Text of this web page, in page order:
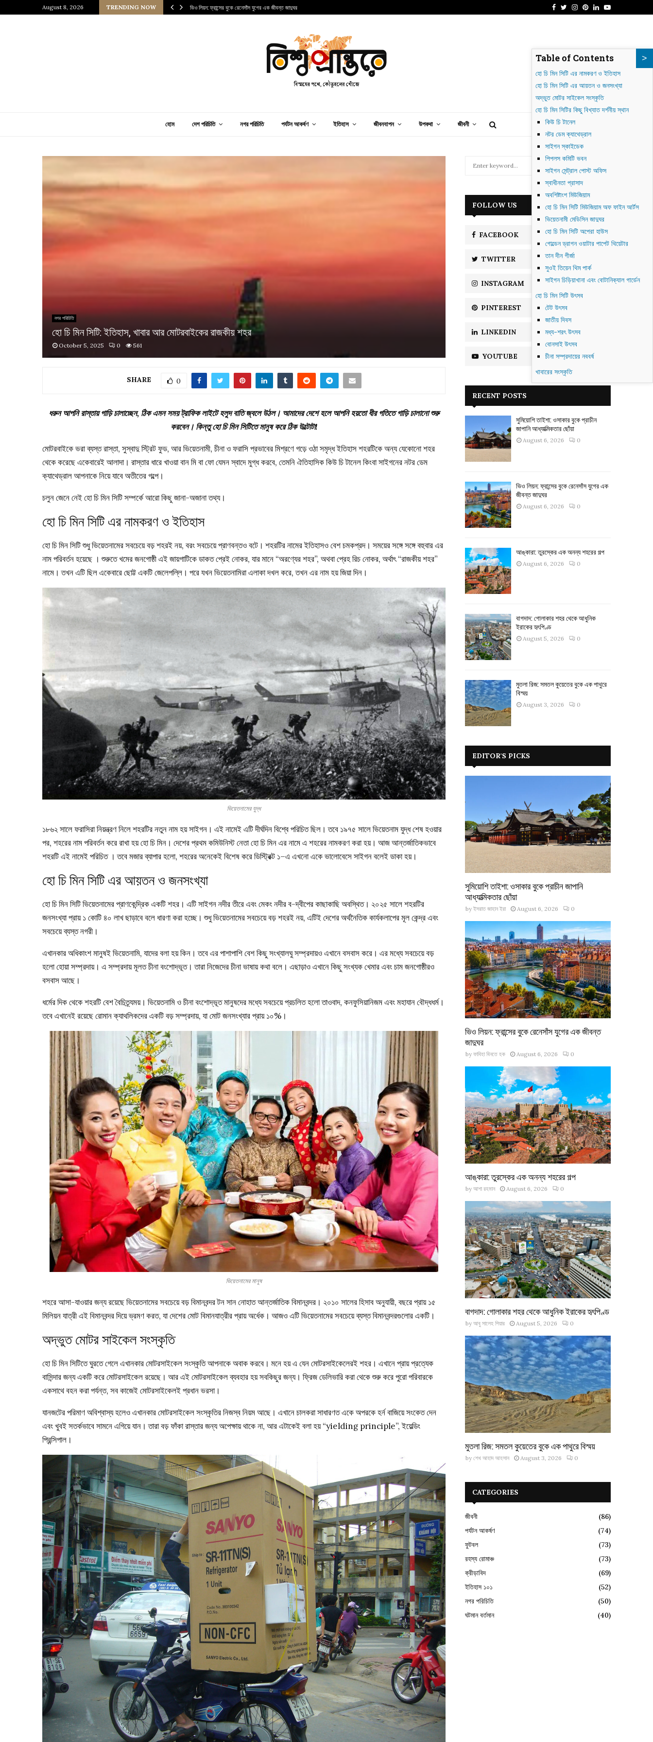
August 8, 2026 TRENDING NOW
যুগের এক জীবন্ত জাদুঘর আঙ্কারা: তুরস্কের এক অনন্য শহরের গল্প Facebook
Twitter
Instagram
Pinterest
LinkedinYoutube
হোম দেশ পরিচিতি নগর পরিচিতি পর্যটন আকর্ষণ ইতিহাস জীবনযাপন উপকথা জীবনী
নগর পরিচিতি
হো চি মিন সিটি: ইতিহাস, খাবার আর মোটরবাইকের রাজকীয় শহর
October 5, 2025 0 561
SHARE 0
ধরুন আপনি রাস্তায় গাড়ি চালাচ্ছেন, ঠিক এমন সময় ট্রাফিক লাইটে হলুদ বাতি জ্বলে উঠল। আমাদের দেশে হলে আপনি হয়তো ধীর গতিতে গাড়ি চালানো শুরু
করবেন। কিন্তু হো চি মিন সিটিতে মানুষ করে ঠিক উল্টোটা!
মোটরবাইকে ভরা ব্যস্ত রাস্তা, সুস্বাদু স্ট্রিট ফুড, আর ভিয়েতনামী, চীনা ও ফরাসি প্রভাবের মিশ্রণে গড়ে ওঠা সমৃদ্ধ ইতিহাস শহরটিকে অন্য যেকোনো শহর
থেকে করেছে একেবারেই আলাদা। রাস্তার ধারে খাওয়া বান মি বা ফো যেমন স্বাদে মুগ্ধ করবে, তেমনি ঐতিহাসিক কিউ চি টানেল কিংবা সাইগনের নটর ডেম
ক্যাথেড্রাল আপনাকে নিয়ে যাবে অতীতের গল্পে।
চলুন জেনে নেই হো চি মিন সিটি সম্পর্কে আরো কিছু জানা-অজানা তথ্য।
হো চি মিন সিটি এর নামকরণ ও ইতিহাস
হো চি মিন সিটি শুধু ভিয়েতনামের সবচেয়ে বড় শহরই নয়, বরং সবচেয়ে প্রাণবন্তও বটে। শহরটির নামের ইতিহাসও বেশ চমকপ্রদ। সময়ের সঙ্গে সঙ্গে বহুবার এর
নাম পরিবর্তন হয়েছে । শুরুতে খমের জনগোষ্ঠী এই জায়গাটিকে ডাকত প্রেই নোকর, যার মানে “অরণ্যের শহর”, অথবা প্রেহ রিচ নোকর, অর্থাৎ “রাজকীয় শহর”
নামে। তখন এটি ছিল একেবারে ছোট্ট একটি জেলেপল্লি। পরে যখন ভিয়েতনামিরা এলাকা দখল করে, তখন এর নাম হয় জিয়া দিন।
ভিয়েতনামের যুদ্ধ
১৮৬২ সালে ফরাসিরা নিয়ন্ত্রণ নিলে শহরটির নতুন নাম হয় সাইগন। এই নামেই এটি দীর্ঘদিন বিশ্বে পরিচিত ছিল। তবে ১৯৭৫ সালে ভিয়েতনাম যুদ্ধ শেষ হওয়ার
পর, শহরের নাম পরিবর্তন করে রাখা হয় হো চি মিন। দেশের প্রথম কমিউনিস্ট নেতা হো চি মিন এর নামে এ শহরের নামকরণ করা হয়। আজ আন্তর্জাতিকভাবে
শহরটি এই নামেই পরিচিত । তবে মজার ব্যাপার হলো, শহরের অনেকেই বিশেষ করে ডিস্ট্রিক্ট ১–এ এখনো একে ভালোবেসে সাইগন বলেই ডাকা হয়।
হো চি মিন সিটি এর আয়তন ও জনসংখ্যা
হো চি মিন সিটি ভিয়েতনামের প্রাণকেন্দ্রিক একটি শহর। এটি সাইগন নদীর তীরে এবং মেকং নদীর ব-দ্বীপের কাছাকাছি অবস্থিত। ২০২৫ সালে শহরটির
জনসংখ্যা প্রায় ১ কোটি ৪০ লাখ ছাড়াবে বলে ধারণা করা হচ্ছে। শুধু ভিয়েতনামের সবচেয়ে বড় শহরই নয়, এটিই দেশের অর্থনৈতিক কার্যকলাপের মূল কেন্দ্র এবং
সবচেয়ে ব্যস্ত নগরী।
এখানকার অধিকাংশ মানুষই ভিয়েতনামি, যাদের বলা হয় কিন। তবে এর পাশাপাশি বেশ কিছু সংখ্যালঘু সম্প্রদায়ও এখানে বসবাস করে। এর মধ্যে সবচেয়ে বড়
হলো হোয়া সম্প্রদায়। এ সম্প্রদায় মূলত চীনা বংশোদ্ভূত। তারা নিজেদের চীনা ভাষায় কথা বলে। এছাড়াও এখানে কিছু সংখ্যক খেমার এবং চাম জনগোষ্ঠীরও
বসবাস আছে।
ধর্মের দিক থেকে শহরটি বেশ বৈচিত্র্যময়। ভিয়েতনামি ও চীনা বংশোদ্ভূত মানুষদের মধ্যে সবচেয়ে প্রচলিত হলো তাওবাদ, কনফুসিয়ানিজম এবং মহাযান বৌদ্ধধর্ম।
তবে এখানেই রয়েছে রোমান ক্যাথলিকদের একটি বড় সম্প্রদায়, যা মোট জনসংখ্যার প্রায় ১০%।
ভিয়েতনামের মানুষ
শহরে আসা-যাওয়ার জন্য রয়েছে ভিয়েতনামের সবচেয়ে বড় বিমানবন্দর টন সান নোহাত আন্তর্জাতিক বিমানবন্দর। ২০১০ সালের হিসাব অনুযায়ী, বছরে প্রায় ১৫
মিলিয়ন যাত্রী এই বিমানবন্দর দিয়ে ভ্রমণ করত, যা দেশের মোট বিমানযাত্রীর প্রায় অর্ধেক। আজও এটি ভিয়েতনামের সবচেয়ে ব্যস্ত বিমানবন্দরগুলোর একটি।
অদ্ভুত মোটর সাইকেল সংস্কৃতি
হো চি মিন সিটিতে ঘুরতে গেলে এখানকার মোটরসাইকেল সংস্কৃতি আপনাকে অবাক করবে। মনে হয় এ যেন মোটরসাইকেলেরই শহর। এখানে প্রায় প্রত্যেক
বাসিন্দার জন্য একটি করে মোটরসাইকেল রয়েছে। আর এই মোটরসাইকেল ব্যবহার হয় সবকিছুর জন্য। ফ্রিজ ডেলিভারি করা থেকে শুরু করে পুরো পরিবারকে
একসাথে বহন করা পর্যন্ত, সব কাজেই মোটরসাইকেলই প্রধান ভরসা।
যানজটের পরিমাণ অবিশ্বাস্য হলেও এখানকার মোটরসাইকেল সংস্কৃতির নিজস্ব নিয়ম আছে। এখানে চালকরা সাধারণত একে অপরকে হর্ন বাজিয়ে সংকেত দেন
এবং খুবই সতর্কভাবে সামনে এগিয়ে যান। তারা বড় ফাঁকা রাস্তার জন্য অপেক্ষায় থাকে না, আর এটাকেই বলা হয় “yielding principle”, ইয়েল্ডিং
প্রিন্সিপাল।
E
A
R
H
FOLLOW US
FACEBOOK LIKE
TWITTER
INSTAGRAM FOLLOW
PINTEREST
LINKEDIN FOLLOW
YOUTUBE SUBSCRIBE
RECENT POSTS
সুমিয়োশি তাইশা: ওসাকার বুকে প্রাচীন
জাপানি আধ্যাত্মিকতার ছোঁয়া
August 6, 2026 0
ভিও লিয়ন: ফ্রান্সের বুকে রেনেসাঁস যুগের এক
জীবন্ত জাদুঘর
August 6, 2026 0
আঙ্কারা: তুরস্কের এক অনন্য শহরের গল্প
August 6, 2026 0
বাগদাদ: গোলাকার শহর থেকে আধুনিক
ইরাকের হৃৎপিণ্ড
August 5, 2026 0
মুতলা রিজ: সমতল কুয়েতের বুকে এক পাথুরে
বিস্ময়
August 3, 2026 0
EDITOR'S PICKS
সুমিয়োশি তাইশা: ওসাকার বুকে প্রাচীন জাপানি
আধ্যাত্মিকতার ছোঁয়া
by ইসরাত জাহান ইরা August 6, 2026 0
ভিও লিয়ন: ফ্রান্সের বুকে রেনেসাঁস যুগের এক জীবন্ত
জাদুঘর
by ফাবিহা বিনতে হক August 6, 2026 0
আঙ্কারা: তুরস্কের এক অনন্য শহরের গল্প
by আশা রহমান August 6, 2026 0
বাগদাদ: গোলাকার শহর থেকে আধুনিক ইরাকের হৃৎপিণ্ড
by আবু সালেহ পিয়ার August 5, 2026 0
মুতলা রিজ: সমতল কুয়েতের বুকে এক পাথুরে বিস্ময়
by শেখ আহাদ আহসান August 3, 2026 0
CATEGORIES
জীবনী
(86)
পর্যটন আকর্ষণ
(74)
ফুটবল
(73)
রহস্য রোমাঞ্চ
(73)
ক্রীড়াবিদ
(69)
ইতিহাস ১০১
(52)
নগর পরিচিতি
(50)
ঘটমান বর্তমান
(40)
Table of Contents
হো চি মিন সিটি এর নামকরণ ও ইতিহাস
হো চি মিন সিটি এর আয়তন ও জনসংখ্যা
অদ্ভুত মোটর সাইকেল সংস্কৃতি
হো চি মিন সিটির কিছু বিখ্যাত দর্শনীয় স্থান
কিউ চি টানেল
নটর ডেম ক্যাথেড্রাল
সাইগন স্কাইডেক
পিপলস কমিটি ভবন
সাইগন সেন্ট্রাল পোস্ট অফিস
স্বাধীনতা প্রাসাদ
অবশিষ্টাংশ মিউজিয়াম
হো চি মিন সিটি মিউজিয়াম অফ ফাইন আর্টস
ভিয়েতনামী মেডিসিন জাদুঘর
হো চি মিন সিটি অপেরা হাউস
গোল্ডেন ড্রাগন ওয়াটার পাপেট থিয়েটার
তান দীন গীর্জা
সুওই তিয়েন থিম পার্ক
সাইগন চিড়িয়াখানা এবং বোটানিক্যাল গার্ডেন
হো চি মিন সিটি উৎসব
টেট উৎসব
জাতীয় দিবস
মধ্য-শরৎ উৎসব
বোনসাই উৎসব
চীনা সম্প্রদায়ের নববর্ষ
খাবারের সংস্কৃতি